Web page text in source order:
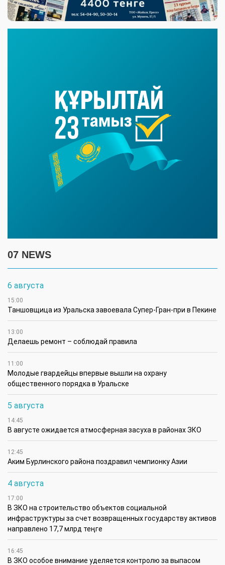
07 NEWS
6 августа
15:00
Таншовщица из Уральска завоевала Супер-Гран-при в Пекине
13:00
Делаешь ремонт – соблюдай правила
11:00
Молодые гвардейцы впервые вышли на охрану
общественного порядка в Уральске
5 августа
14:45
В августе ожидается атмосферная засуха в районах ЗКО
12:45
Аким Бурлинского района поздравил чемпионку Азии
4 августа
17:00
В ЗКО на строительство объектов социальной
инфраструктуры за счет возвращенных государству активов
направлено 17,7 млрд теңге
16:45
В ЗКО особое внимание уделяется контролю за выпасом